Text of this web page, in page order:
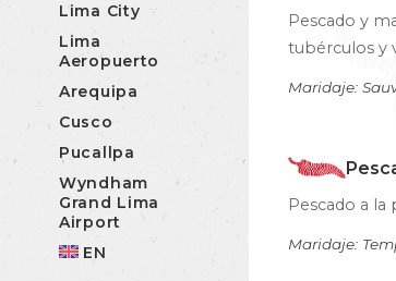
Lima City
Lima
Aeropuerto
Arequipa
Cusco
Pucallpa
Wyndham
Grand Lima
Airport
EN
Pescado y
tubérculos y
Maridaje:
Pescado a
Maridaje: